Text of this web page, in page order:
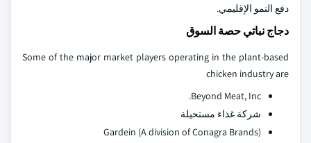
دفع النمو الإقليمي.
دجاج نباتي حصة السوق
Some of the major market players operating in the plant-based
chicken industry are
Beyond Meat, Inc.
شركة غذاء مستحيلة
Gardein (A division of Conagra Brands)